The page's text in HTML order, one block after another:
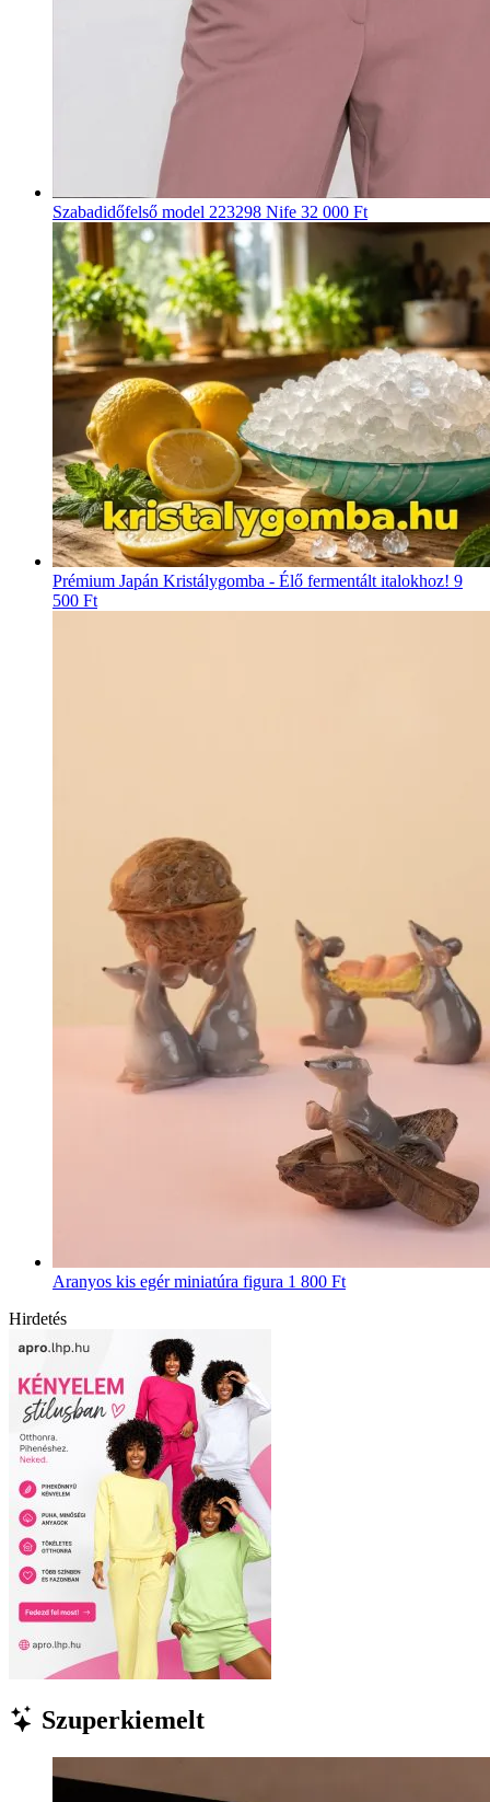
Szabadidőfelső model 223298 Nife 32 000 Ft
Prémium Japán Kristálygomba - Élő fermentált italokhoz! 9
500 Ft
Aranyos kis egér miniatúra figura 1 800 Ft
Hirdetés
Szuperkiemelt